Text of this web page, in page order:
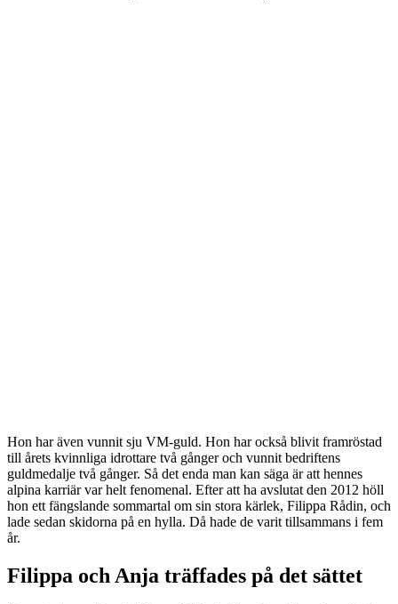
Hon har även vunnit sju VM-guld. Hon har också blivit framröstad
till årets kvinnliga idrottare två gånger och vunnit bedriftens
guldmedalje två gånger. Så det enda man kan säga är att hennes
alpina karriär var helt fenomenal. Efter att ha avslutat den 2012 höll
hon ett fängslande sommartal om sin stora kärlek, Filippa Rådin, och
lade sedan skidorna på en hylla. Då hade de varit tillsammans i fem
år.
Filippa och Anja träffades på det sättet